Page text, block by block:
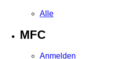
Alle
MFC
Anmelden